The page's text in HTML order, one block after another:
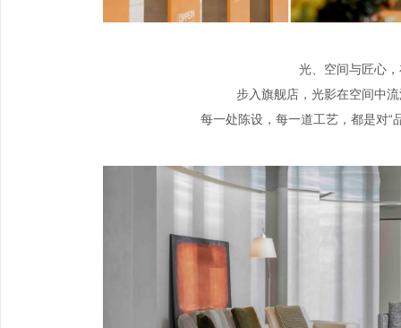
光、空间与匠心
步入旗舰店，光影在空间中
每一处陈设，每一道工艺，都是对“